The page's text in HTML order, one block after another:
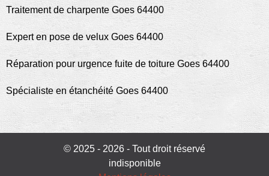
Traitement de charpente Goes 64400
Expert en pose de velux Goes 64400
Réparation pour urgence fuite de toiture Goes 64400
Spécialiste en étanchéité Goes 64400
© 2025 - 2026 - Tout droit réservé
indisponible